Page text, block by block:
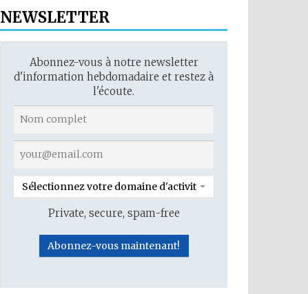
NEWSLETTER
Abonnez-vous à notre newsletter
d'information hebdomadaire et restez à
l'écoute.
Sélectionnez votre domaine d'activité
Private, secure, spam-free